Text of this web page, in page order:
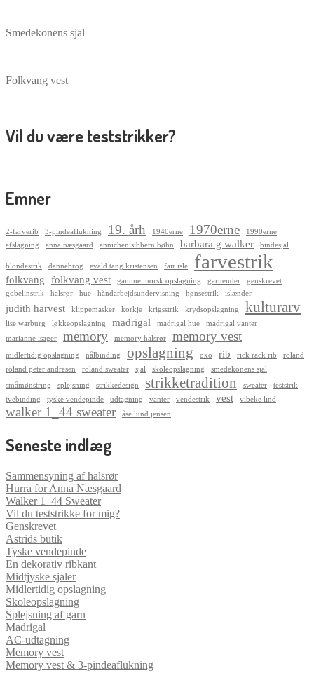
Smedekonens sjal
Folkvang vest
Vil du være teststrikker?
Emner
2-farverib 3-pindeaflukning 19. årh 1940erne 1970erne
1990erne
afslagning
anna næsgaard annichen sibbern bøhn barbara g walker bindesjal
blondestrik dannebrog evald tang kristensen fair isle farvestrik
folkvang folkvang vest gammel norsk opslagning garnender
genskrevet
gobelinstrik
halsrør hue håndarbejdsundervisning hønsestrik islænder
judith harvest klippemasker korkje krigsstrik krydsopslagning kulturarv
lise warburg løkkeopslagning madrigal madrigal hue
madrigal vanter
marianne isager
memory memory halsrør memory vest
midlertidig opslagning nålbinding opslagning oxo rib rick rack rib
roland
roland peter andresen
roland sweater sjal skoleopslagning smedekonens sjal
småmønstring splejsning strikkedesign strikketradition sweater
teststrik
tvebinding
tyske vendepinde udtagning vanter vendestrik vest vibeke lind
walker 1_44 sweater åse lund jensen
Seneste indlæg
Sammensyning af halsrør
Hurra for Anna Næsgaard
Walker 1_44 Sweater
Vil du teststrikke for mig?
Genskrevet
Astrids butik
Tyske vendepinde
En dekorativ ribkant
Midtjyske sjaler
Midlertidig opslagning
Skoleopslagning
Splejsning af garn
Madrigal
AC-udtagning
Memory vest
Memory vest & 3-pindeaflukning